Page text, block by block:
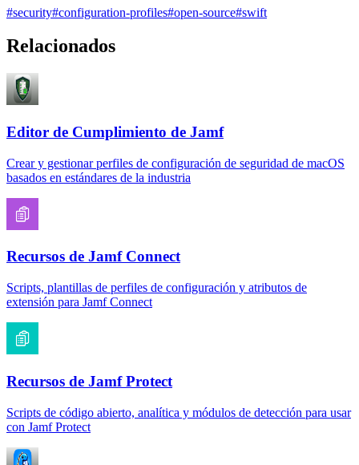
#security#configuration-profiles#open-source#swift
Relacionados
Editor de Cumplimiento de Jamf
Crear y gestionar perfiles de configuración de seguridad de macOS
basados en estándares de la industria
Recursos de Jamf Connect
Scripts, plantillas de perfiles de configuración y atributos de
extensión para Jamf Connect
Recursos de Jamf Protect
Scripts de código abierto, analítica y módulos de detección para usar
con Jamf Protect